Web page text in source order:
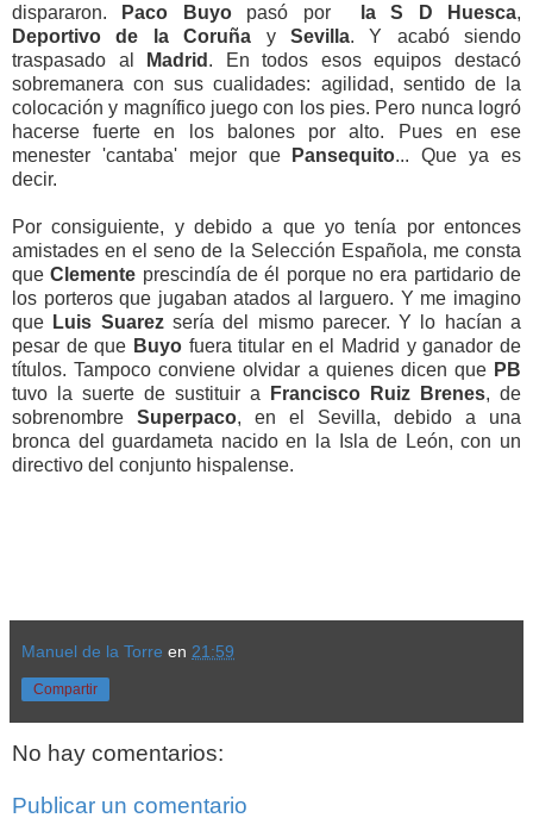
dispararon.
Paco Buyopasó por la S D Huesca,
Deportivo
de la Coruña y Sevilla. Y acabó siendo
traspasado al
Madrid . En todos esos equipos destacó
sobremanera con sus cualidades: agilidad, sentido de la
colocación y magnífico juego con los pies. Pero nunca logró
hacerse fuerte en los balones por alto. Pues en ese
menester 'cantaba' mejor que
Pansequito... Que ya es
decir.
Por consiguiente, y debido a que yo tenía por entonces
amistades en el seno de la Selección Española, me consta
queClemente prescindía de él porque no era partidario de
los porteros que jugaban atados al larguero. Y me imagino
que Luis Suarez sería del mismo parecer. Y lo hacían a
pesar de que Buyofuera titular en el Madrid y ganador de
títulos. Tampoco conviene olvidar a quienes dicen que PB
tuvo la suerte de sustituir a
Francisco Ruiz Brenes, de
sobrenombre Superpaco, en el Sevilla, debido a una
bronca del guardameta nacido en la Isla de León, con un
directivo del conjunto hispalense.
Manuel de la Torre en 21:59
Compartir
No hay comentarios:
Publicar un comentario